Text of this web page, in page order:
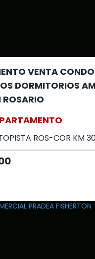
VENTA
DORMITORIOS
ROSARIO
ROS-COR KM